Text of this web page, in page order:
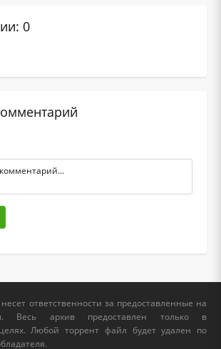
0
ответственности за предоставленные на
Весь архив предоставлен только в
Любой торрент файл будет удален по